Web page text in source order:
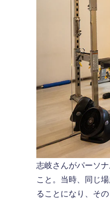
志岐さんがパーソ
こと。当時、同じ
ることになり、そ